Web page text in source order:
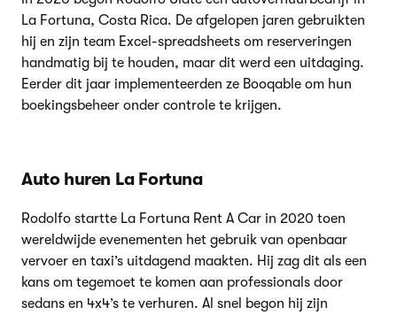
La Fortuna, Costa Rica. De afgelopen jaren gebruikten
hij en zijn team Excel-spreadsheets om reserveringen
handmatig bij te houden, maar dit werd een uitdaging.
Eerder dit jaar implementeerden ze Booqable om hun
boekingsbeheer onder controle te krijgen.
Auto huren La Fortuna
Rodolfo startte La Fortuna Rent A Car in 2020 toen
wereldwijde evenementen het gebruik van openbaar
vervoer en taxi’s uitdagend maakten. Hij zag dit als een
kans om tegemoet te komen aan professionals door
sedans en 4x4’s te verhuren. Al snel begon hij zijn